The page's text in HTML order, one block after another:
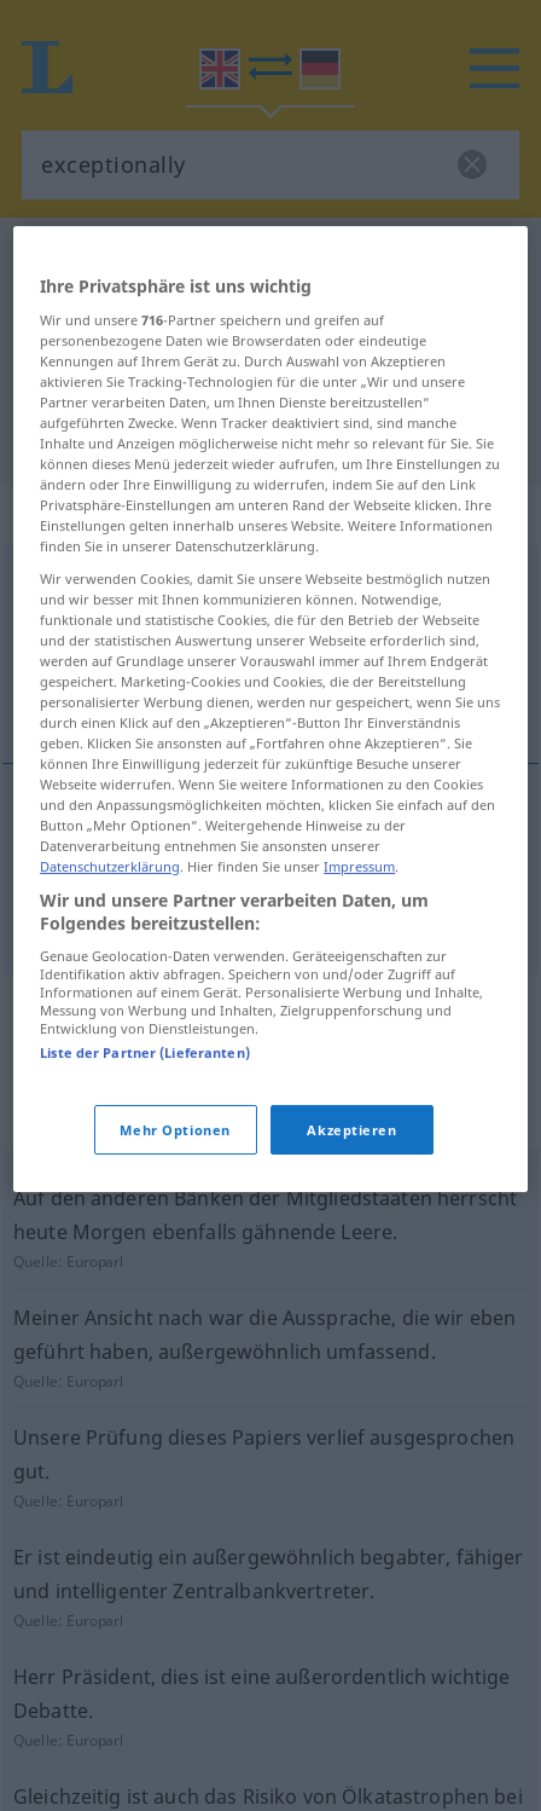
Englisch-Deutsch Übersetzung für
"exceptionally"
"exceptionally" Deutsch
Übersetzung
„exceptionally“: adverb
exceptionallyadv
Übersicht aller Übersetzungen
(Für mehr Details die Übersetzung anklicken/antippen)
außergewöhnlich ausnahmsweise
außergewöhnlich exceptionally
ausnahmsweise exceptionally as an exception
Beispielsätze aus externen Quellen
für "exceptionally"
geprüft)
Auf den anderen Bänken der Mitgliedstaaten herrscht
heute Morgen ebenfalls gähnende Leere.
Quelle: Europarl
Meiner Ansicht nach war die Aussprache, die wir eben
geführt haben, außergewöhnlich umfassend.
Quelle: Europarl
Unsere Prüfung dieses Papiers verlief ausgesprochen
gut.
Quelle: Europarl
Er ist eindeutig ein außergewöhnlich begabter, fähiger
und intelligenter Zentralbankvertreter.
Quelle: Europarl
Herr Präsident, dies ist eine außerordentlich wichtige
Debatte.
Quelle: Europarl
Gleichzeitig ist auch das Risiko von Ölkatastrophen bei
Ihre Privatsphäre ist uns wichtig
Wir und unsere716-Partner speichern und greifen auf
personenbezogene Daten wie Browserdaten oder eindeutige
Kennungen auf Ihrem Gerät zu. Durch Auswahl von Akzeptieren
aktivieren Sie Tracking-Technologien für die unter „Wir und unsere
Partner verarbeiten Daten, um Ihnen Dienste bereitzustellen“
aufgeführten Zwecke. Wenn Tracker deaktiviert sind, sind manche
Inhalte und Anzeigen möglicherweise nicht mehr so relevant für Sie. Sie
können dieses Menü jederzeit wieder aufrufen, um Ihre Einstellungen zu
ändern oder Ihre Einwilligung zu widerrufen, indem Sie auf den Link
Privatsphäre-Einstellungen am unteren Rand der Webseite klicken. Ihre
Einstellungen gelten innerhalb unseres Website. Weitere Informationen
finden Sie in unserer Datenschutzerklärung.
Wir verwenden Cookies, damit Sie unsere Webseite bestmöglich nutzen
und wir besser mit Ihnen kommunizieren können. Notwendige,
funktionale und statistische Cookies, die für den Betrieb der Webseite
und der statistischen Auswertung unserer Webseite erforderlich sind,
werden auf Grundlage unserer Vorauswahl immer auf Ihrem Endgerät
gespeichert. Marketing-Cookies und Cookies, die der Bereitstellung
personalisierter Werbung dienen, werden nur gespeichert, wenn Sie uns
durch einen Klick auf den „Akzeptieren“-Button Ihr Einverständnis
geben. Klicken Sie ansonsten auf „Fortfahren ohne Akzeptieren“. Sie
können Ihre Einwilligung jederzeit für zukünftige Besuche unserer
Webseite widerrufen. Wenn Sie weitere Informationen zu den Cookies
und den Anpassungsmöglichkeiten möchten, klicken Sie einfach auf den
Button „Mehr Optionen“. Weitergehende Hinweise zu der
Datenverarbeitung entnehmen Sie ansonsten unserer
Datenschutzerklärung. Hier finden Sie unserImpressum.
Wir und unsere Partner verarbeiten Daten, um
Folgendes bereitzustellen:
Genaue Geolocation-Daten verwenden. Geräteeigenschaften zur
Identifikation aktiv abfragen. Speichern von und/oder Zugriff auf
Informationen auf einem Gerät. Personalisierte Werbung und Inhalte,
Messung von Werbung und Inhalten, Zielgruppenforschung und
Entwicklung von Dienstleistungen.
Liste der Partner (Lieferanten)
Mehr Optionen Akzeptieren